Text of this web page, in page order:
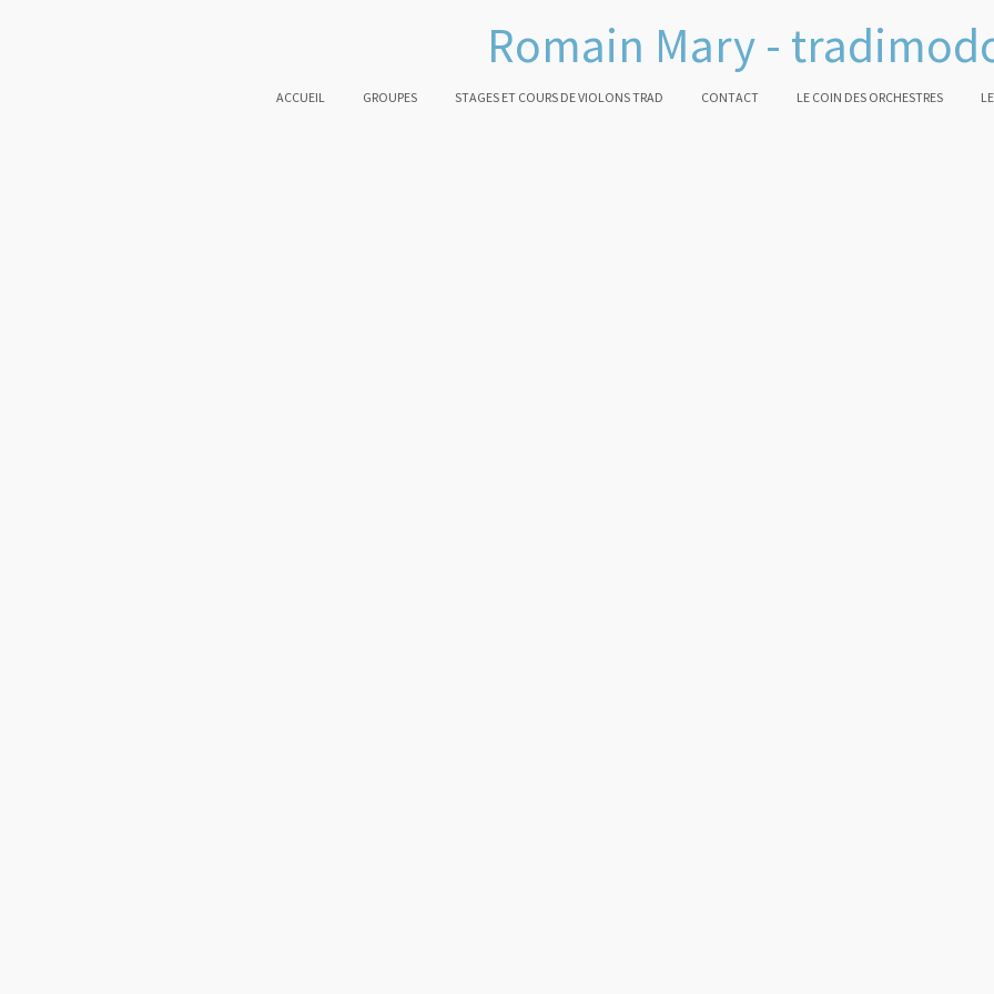
Romain Mary -
ACCUEIL GROUPES STAGES ET COURS DE VIOLONS TRAD CONTACT LE COIN DES ORCHESTRES